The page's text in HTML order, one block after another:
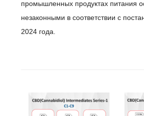
промышленных продуктах питания
незаконными в соответствии с
2024 года.